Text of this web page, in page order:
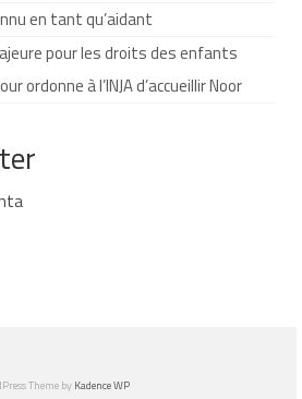
salariés du privé
sécurité sociale
relatives à la
en tant qu’aidant
pour les droits des enfants
ordonne à l’INJA d’accueillir Noor
Theme byKadence WP